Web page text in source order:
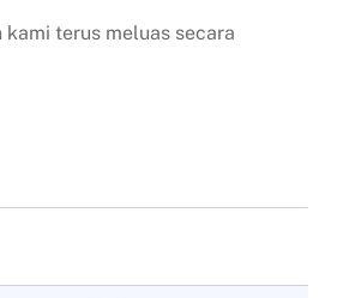
terus meluas secara